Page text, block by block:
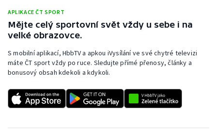
APLIKACE ČT SPORT
Mějte celý sportovní svět vždy u sebe i na
velké obrazovce.
S mobilní aplikací, HbbTV a apkou iVysílání ve své chytré televizi
máte ČT sport vždy po ruce. Sledujte přímé přenosy, články a
bonusový obsah kdekoli a kdykoli.